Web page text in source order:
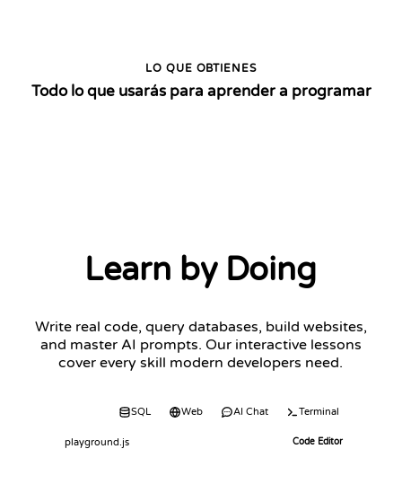
LO QUE OBTIENES
Todo lo que usarás para aprender a programar
Learn by Doing
Write real code, query databases, build websites,
and master AI prompts. Our interactive lessons
cover every skill modern developers need.
SQL Web AI Chat Terminal
playground.js Code Editor